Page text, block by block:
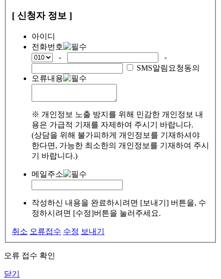
[ 신청자 정보 ]
아이디
전화번호
-
-
SMS알림요청동의
오류내용
※ 개인정보 노출 방지를 위해 민감한 개인정보 내
용은 가급적 기재를 자제하여 주시기 바랍니다.
(상담을 위해 불가피하게 개인정보를 기재하셔야
한다면, 가능한 최소한의 개인정보를 기재하여 주시
기 바랍니다.)
메일주소
작성하신 내용을 완료하시려면 [보내기] 버튼을, 수
정하시려면 [수정]버튼을 눌러주세요.
취소 오류접수 수정 보내기
오류 접수 확인
닫기